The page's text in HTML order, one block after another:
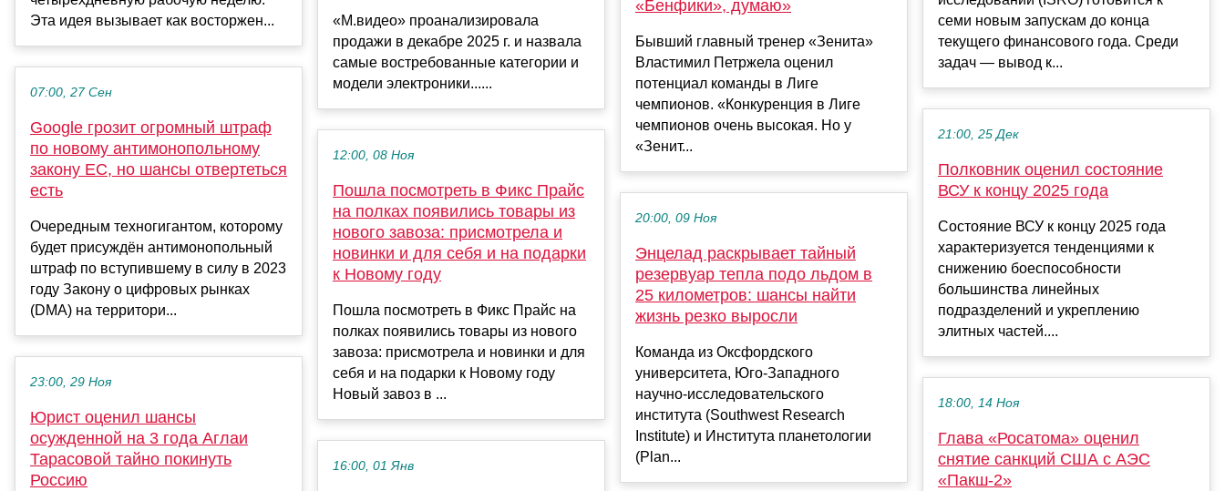
Эта идея вызывает как восторжен...
07:00, 27 Сен
Google грозит огромный штраф
по новому антимонопольному
закону ЕС, но шансы отвертеться
есть
Очередным техногигантом, которому
будет присуждён антимонопольный
штраф по вступившему в силу в 2023
году Закону о цифровых рынках
(DMA) на территори...
23:00, 29 Ноя
Юрист оценил шансы
осужденной на 3 года Аглаи
Тарасовой тайно покинуть
Россию
«М.видео» проанализировала
продажи в декабре 2025 г. и назвала
самые востребованные категории и
модели электроники......
12:00, 08 Ноя
Пошла посмотреть в Фикс Прайс
на полках появились товары из
нового завоза: присмотрела и
новинки и для себя и на подарки
к Новому году
Пошла посмотреть в Фикс Прайс на
полках появились товары из нового
завоза: присмотрела и новинки и для
себя и на подарки к Новому году
Новый завоз в ...
16:00, 01 Янв
«Бенфики», думаю»
Бывший главный тренер «Зенита»
Властимил Петржела оценил
потенциал команды в Лиге
чемпионов. «Конкуренция в Лиге
чемпионов очень высокая. Но у
«Зенит...
20:00, 09 Ноя
Энцелад раскрывает тайный
резервуар тепла подо льдом в
25 километров: шансы найти
жизнь резко выросли
Команда из Оксфордского
университета, Юго-Западного
научно-исследовательского
института (Southwest Research
Institute) и Института планетологии
(Plan...
семи новым запускам до конца
текущего финансового года. Среди
задач — вывод к...
21:00, 25 Дек
Полковник оценил состояние
ВСУ к концу 2025 года
Состояние ВСУ к концу 2025 года
характеризуется тенденциями к
снижению боеспособности
большинства линейных
подразделений и укреплению
элитных частей....
18:00, 14 Ноя
Глава «Росатома» оценил
снятие санкций США с АЭС
«Пакш-2»